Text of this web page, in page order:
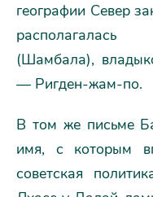
географии Север
(Шамбала),
— Ригден-жам-по.
В том же письме
имя, с которым
советская